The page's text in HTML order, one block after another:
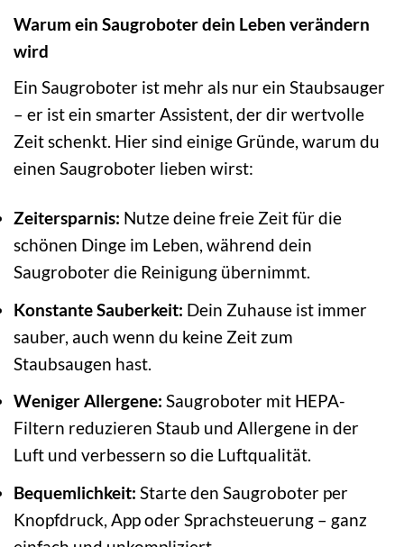
Warum ein Saugroboter dein Leben verändern
wird
Ein Saugroboter ist mehr als nur ein Staubsauger
– er ist ein smarter Assistent, der dir wertvolle
Zeit schenkt. Hier sind einige Gründe, warum du
einen Saugroboter lieben wirst:
Zeitersparnis: Nutze deine freie Zeit für die
schönen Dinge im Leben, während dein
Saugroboter die Reinigung übernimmt.
Konstante Sauberkeit: Dein Zuhause ist immer
sauber, auch wenn du keine Zeit zum
Staubsaugen hast.
Weniger Allergene: Saugroboter mit HEPA-
Filtern reduzieren Staub und Allergene in der
Luft und verbessern so die Luftqualität.
Bequemlichkeit: Starte den Saugroboter per
Knopfdruck, App oder Sprachsteuerung – ganz